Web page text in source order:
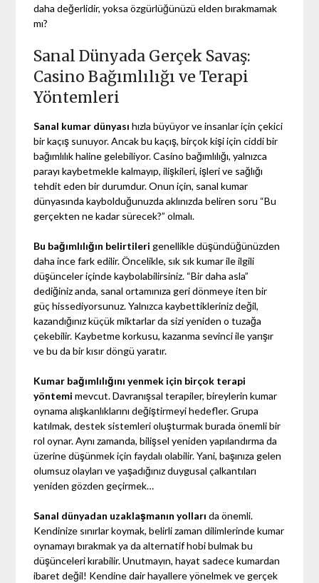
daha değerlidir, yoksa özgürlüğünüzü elden bırakmamak
mı?
Sanal Dünyada Gerçek Savaş:
Casino Bağımlılığı ve Terapi
Yöntemleri
Sanal kumar dünyası hızla büyüyor ve insanlar için çekici
bir kaçış sunuyor. Ancak bu kaçış, birçok kişi için ciddi bir
bağımlılık haline gelebiliyor. Casino bağımlılığı, yalnızca
parayı kaybetmekle kalmayıp, ilişkileri, işleri ve sağlığı
tehdit eden bir durumdur. Onun için, sanal kumar
dünyasında kaybolduğunuzda aklınızda beliren soru “Bu
gerçekten ne kadar sürecek?” olmalı.
Bu bağımlılığın belirtileri genellikle düşündüğünüzden
daha ince fark edilir. Öncelikle, sık sık kumar ile ilgili
düşünceler içinde kaybolabilirsiniz. “Bir daha asla”
dediğiniz anda, sanal ortamınıza geri dönmeye iten bir
güç hissediyorsunuz. Yalnızca kaybettikleriniz değil,
kazandığınız küçük miktarlar da sizi yeniden o tuzağa
çekebilir. Kaybetme korkusu, kazanma sevinci ile yarışır
ve bu da bir kısır döngü yaratır.
Kumar bağımlılığını yenmek için birçok terapi
yöntemi mevcut. Davranışsal terapiler, bireylerin kumar
oynama alışkanlıklarını değiştirmeyi hedefler. Grupa
katılmak, destek sistemleri oluşturmak burada önemli bir
rol oynar. Aynı zamanda, bilişsel yeniden yapılandırma da
üzerine düşünmek için faydalı olabilir. Yani, başınıza gelen
olumsuz olayları ve yaşadığınız duygusal çalkantıları
yeniden gözden geçirmek…
Sanal dünyadan uzaklaşmanın yolları da önemli.
Kendinize sınırlar koymak, belirli zaman dilimlerinde kumar
oynamayı bırakmak ya da alternatif hobi bulmak bu
düşünceleri kırabilir. Unutmayın, hayat sadece kumardan
ibaret değil! Kendine dair hayallere yönelmek ve gerçek